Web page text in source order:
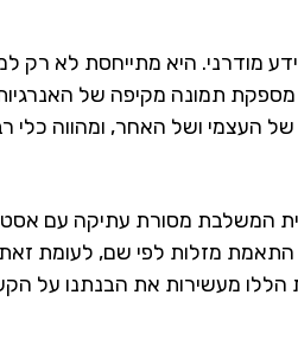
מודרני. היא מתייחסת לא רק
תמונה מקיפה של
העצמי ושל האחר, ומהווה כלי
המשלבת מסורת עתיקה עם
מזלות לפי שם, לעומת
הללו מעשירות את הבנתנו על